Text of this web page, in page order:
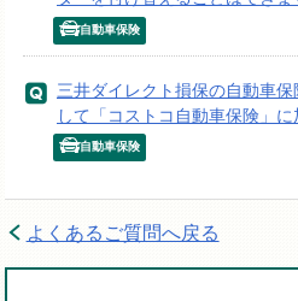
自動車保険
三井ダイレクト損保の自動車
して「コストコ自動車保険」
自動車保険
よくあるご質問へ戻る